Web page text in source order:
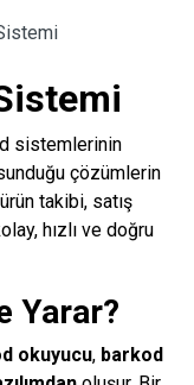
sistemlerinin
çözümlerin
takibi, satış
hızlı ve doğru
Yarar?
okuyucu, barkod